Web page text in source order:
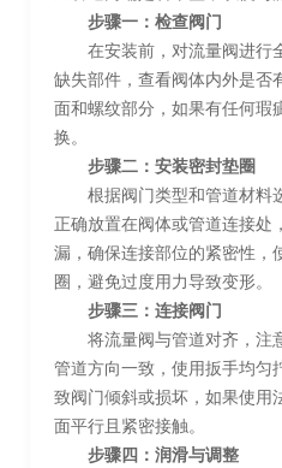
步骤一：检查阀门
在安装前，对流量阀进行
缺失部件，查看阀体内外是否
面和螺纹部分，如果有任何瑕
换。
步骤二：安装密封垫圈
根据阀门类型和管道材料
正确放置在阀体或管道连接处
漏，确保连接部位的紧密性，
圈，避免过度用力导致变形。
步骤三：连接阀门
将流量阀与管道对齐，注
管道方向一致，使用扳手均匀
致阀门倾斜或损坏，如果使用
面平行且紧密接触。
步骤四：润滑与调整